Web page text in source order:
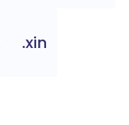
.xin